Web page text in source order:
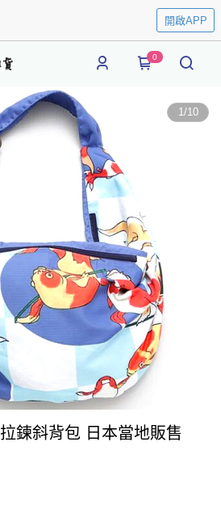
開啟APP
0
1/10
鍊斜背包 日本當地販售